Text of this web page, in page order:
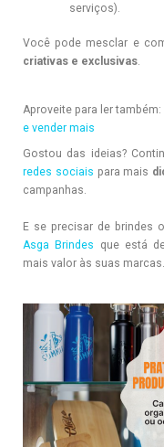
serviços).
Você pode mesclar e
criativas e exclusivas.
Aproveite para ler também:
e vender mais
Gostou das ideias?
redes sociais para mais
campanhas.
E se precisar de brindes
Asga Brindes que está
mais valor às suas marcas.